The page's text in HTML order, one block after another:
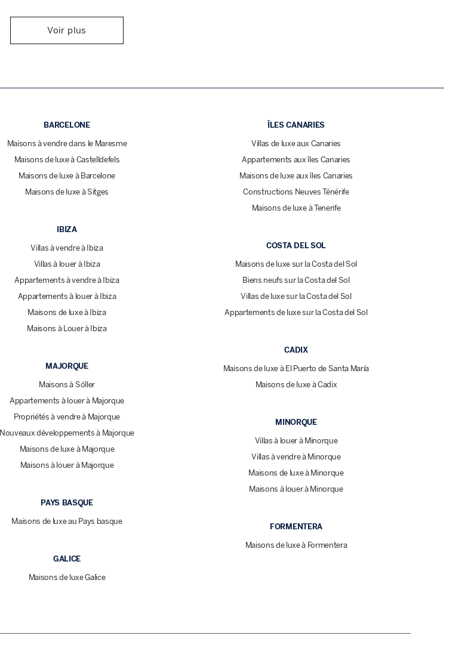
Voir plus
BARCELONE
Maisons à vendre dans le Maresme
Maisons de luxe à Castelldefels
Maisons de luxe à Barcelone
Maisons de luxe à Sitges
IBIZA
Villas à vendre à Ibiza
Villas à louer à Ibiza
Appartements à vendre à Ibiza
Appartements à louer à Ibiza
Maisons de luxe à Ibiza
Maisons à Louer à Ibiza
MAJORQUE
Maisons à Sóller
Appartements à louer à Majorque
Propriétés à vendre à Majorque
Nouveaux développements à Majorque
Maisons de luxe à Majorque
Maisons à louer à Majorque
PAYS BASQUE
Maisons de luxe au Pays basque
GALICE
Maisons de luxe Galice
ÎLES CANARIES
Villas de luxe aux Canaries
Appartements aux îles Canaries
Maisons de luxe aux îles Canaries
Constructions Neuves Ténérife
Maisons de luxe à Tenerife
COSTA DEL SOL
Maisons de luxe sur la Costa del Sol
Biens neufs sur la Costa del Sol
Villas de luxe sur la Costa del Sol
Appartements de luxe sur la Costa del Sol
CADIX
Maisons de luxe à El Puerto de Santa María
Maisons de luxe à Cadix
MINORQUE
Villas à louer à Minorque
Villas à vendre à Minorque
Maisons de luxe à Minorque
Maisons à louer à Minorque
FORMENTERA
Maisons de luxe à Formentera